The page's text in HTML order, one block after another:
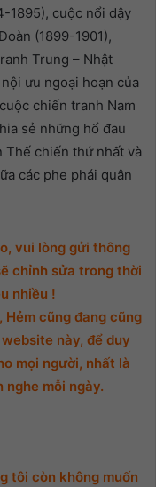
1895), cuộc nổi dậy
(1899-1901),
Trung – Nhật
ưu ngoại hoạn của
chiến tranh Nam
sẻ những hổ đau
Thế chiến thứ nhất và
các phe phái quân
vui lòng gửi thông
chỉnh sửa trong thời
nhiều !
Hẻm cũng đang cũng
này, để duy
mọi người, nhất là
mỗi ngày.
tôi còn không muốn